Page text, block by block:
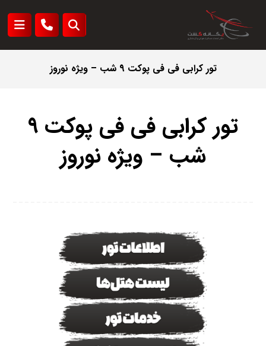
تور کرابی فی فی پوکت 9 شب – ویژه نوروز
تور کرابی فی فی پوکت 9
شب – ویژه نوروز